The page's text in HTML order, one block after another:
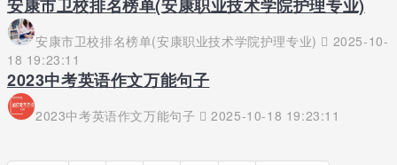
安康市卫校排名榜单(安康职业技术学院护理专业)
安康市卫校排名榜单(安康职业技术学院护理专业)
2025-10-
18 19:23:11
2023中考英语作文万能句子
2023中考英语作文万能句子 2025-10-18 19:23:11